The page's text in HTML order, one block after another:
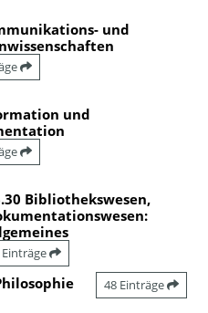
und
und
Bibliothekswesen,
48 Einträge